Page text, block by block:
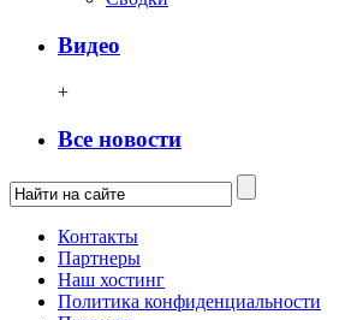
Видео
+
Все новости
Контакты
Партнеры
Наш хостинг
Политика конфиденциальности